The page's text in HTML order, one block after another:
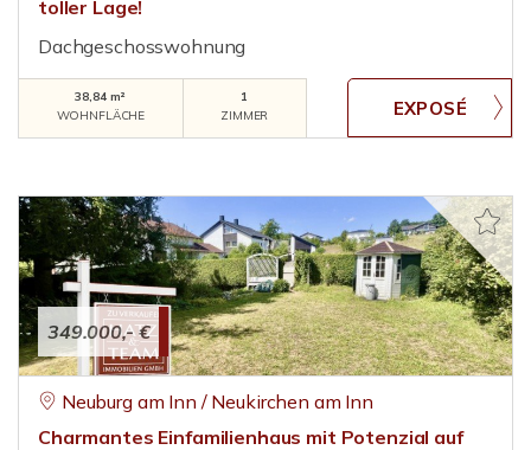
toller Lage!
Dachgeschosswohnung
38,84 m²
WOHNFLÄCHE
1
ZIMMER
349.000,- €
Neuburg am Inn / Neukirchen am Inn
Charmantes Einfamilienhaus mit Potenzial auf